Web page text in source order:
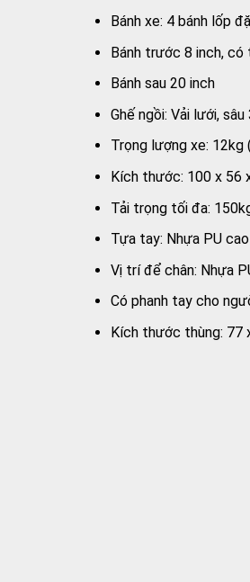
Bánh xe: 4 bánh lốp
Bánh trước 8 inch, có
Bánh sau 20 inch
Ghế ngồi: Vải lưới,
Trọng lượng xe: 12kg
Kích thước: 100 x 56
Tải trọng tối đa:
Tựa tay: Nhựa PU
Vị trí để chân: Nhựa
Có phanh tay cho
Kích thước thùng: 77